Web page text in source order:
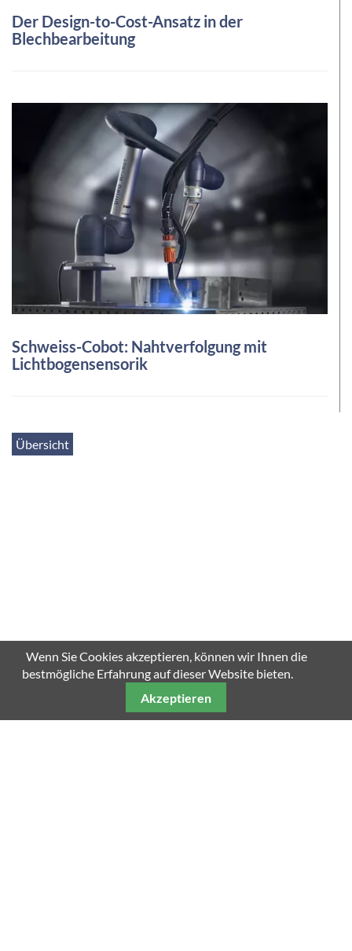
Der Design-to-Cost-Ansatz in der
Blechbearbeitung
Schweiss-Cobot: Nahtverfolgung mit
Lichtbogensensorik
Übersicht
Wenn Sie Cookies akzeptieren, können wir Ihnen die
bestmögliche Erfahrung auf dieser Website bieten.
Akzeptieren